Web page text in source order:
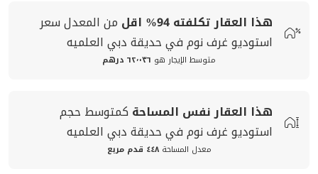
هذا العقار تكلفته94% اقل من المعدلسعر
استوديو غرف نوم في حديقة دبي العلميه
متوسط الإيجار هو ٦٢٬٠٣٦ درهم
هذا العقارنفس المساحة كمتوسط حجم
استوديو غرف نوم في حديقة دبي العلميه
معدل المساحة ٤٤٨ قدم مربع